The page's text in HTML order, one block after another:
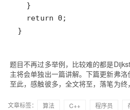
}
题目不再过多举例，比较难的都是
主将会单独出一篇讲解。下篇更新弗
至此，感触彼多，全文将至，落笔为
文章标签： 算法 C++ 程序员